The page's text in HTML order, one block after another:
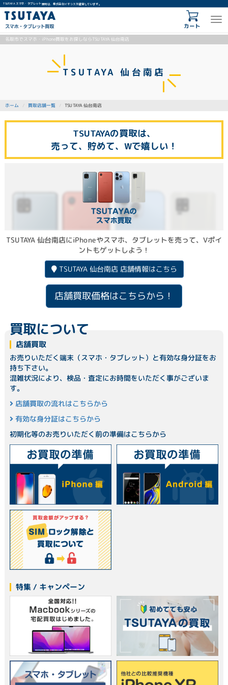
TSUTAYA スマホ・タブレット買取は、株式会社イオシスが運営しています。
カート
名取市でスマホ・iPhone買取をお探しならTSUTAYA 仙台南店
TSUTAYA 仙台南店
ホーム 買取店舗一覧 TSUTAYA 仙台南店
TSUTAYAの買取は、
売って、貯めて、Wで嬉しい！
TSUTAYA 仙台南店にiPhoneやスマホ、タブレットを売って、Vポイ
ントもゲットしよう！
TSUTAYA 仙台南店 店舗情報はこちら
店舗買取価格はこちらから！
買取について
店舗買取
お売りいただく端末（スマホ・タブレット）と有効な身分証をお
持ち下さい。
混雑状況により、検品・査定にお時間をいただく事がございま
す。
店舗買取の流れはこちらから
有効な身分証はこちらから
初期化等のお売りいただく前の準備はこちらから
特集 / キャンペーン